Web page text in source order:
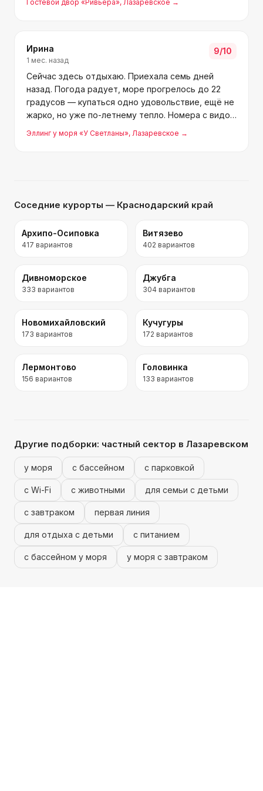
Оборудована мангальная зона, есть просторная
Гостевой двор «Ривьера», Лазаревское →
Ирина
1 мес. назад
9/10
Сейчас здесь отдыхаю. Приехала семь дней
назад. Погода радует, море прогрелось до 22
градусов — купаться одно удовольствие, ещё не
жарко, но уже по-летнему тепло. Номера с видом
вечером. Везде чистота и уют.
Эллинг у моря «У Светланы», Лазаревское →
Соседние курорты — Краснодарский край
Архипо-Осиповка
417 вариантов
Витязево
402 вариантов
Дивноморское
333 вариантов
Джубга
304 вариантов
Новомихайловский
173 вариантов
Кучугуры
172 вариантов
Лермонтово
156 вариантов
Головинка
133 вариантов
Другие подборки: частный сектор в Лазаревском
у моря с бассейном с парковкой
с Wi-Fi с животными для семьи с детьми
с завтраком первая линия
для отдыха с детьми с питанием
с бассейном у моря у моря с завтраком